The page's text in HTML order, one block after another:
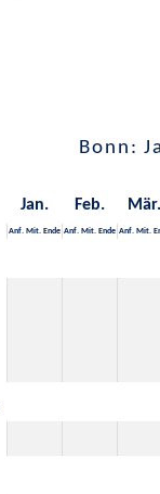
Bonn:
Jan. Feb. Mär.
Anf. Mit. Ende Anf. Mit. Ende Anf. Mit.